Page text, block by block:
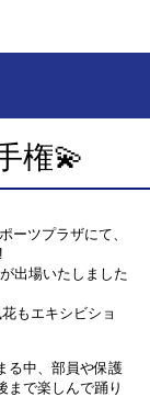
権💫
ーツプラザにて、
出場いたしました
もエキシビショ
る中、部員や保護
まで楽しんで踊り